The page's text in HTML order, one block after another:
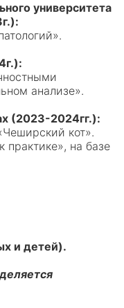
университета
анализе».
(2023-2024гг.):
кот».
практике», на базе
и детей).